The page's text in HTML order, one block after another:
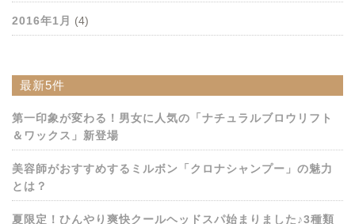
2016年1月 (4)
最新5件
第一印象が変わる！男女に人気の「ナチュラルブロウリフト
＆ワックス」新登場
美容師がおすすめするミルボン「クロナシャンプー」の魅力
とは？
夏限定！ひんやり爽快クールヘッドスパ始まりました♪3種類